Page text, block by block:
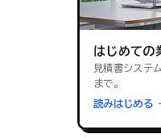
はじめての
見積書システ
まで。
読みはじめる →